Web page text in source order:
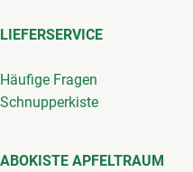
LIEFERSERVICE
Häufige Fragen
Schnupperkiste
ABOKISTE APFELTRAUM